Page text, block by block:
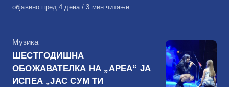
Објавено
објавено пред 4 дена 3 мин читање
КАтегорија
Музика
ШЕСТГОДИШНА
ОБОЖАВАТЕЛКА НА „АРЕА“ ЈА
ИСПЕА „ЈАС СУМ ТИ